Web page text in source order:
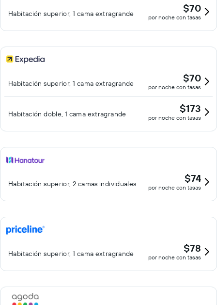
Habitación superior, 1 cama extragrande $70
por noche con tasas
Habitación superior, 1 cama extragrande $70
por noche con tasas
Habitación doble, 1 cama extragrande $173
por noche con tasas
Habitación superior, 2 camas individuales $74
por noche con tasas
Habitación superior, 1 cama extragrande $78
por noche con tasas